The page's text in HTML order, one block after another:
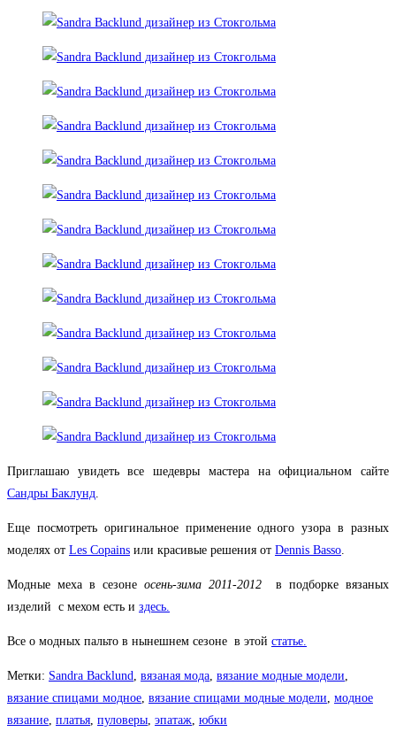
Приглашаю увидеть все шедевры мастера на официальном сайте
Сандры Баклунд.
Еще посмотреть оригинальное применение одного узора в разных
моделях от Les Copains или красивые решения от Dennis Basso.
Модные меха в сезоне осень-зима 2011-2012
в подборке вязаных
изделий с мехом есть и здесь.
Все о модных пальто в нынешнем сезоне в этой статье.
Метки: Sandra Backlund, вязаная мода, вязание модные модели,
вязание спицами модное, вязание спицами модные модели, модное
вязание, платья, пуловеры, эпатаж, юбки